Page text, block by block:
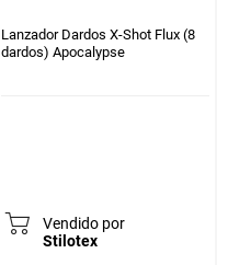
Lanzador Dardos X-Shot Flux (8
dardos) Apocalypse
Vendido por
Stilotex